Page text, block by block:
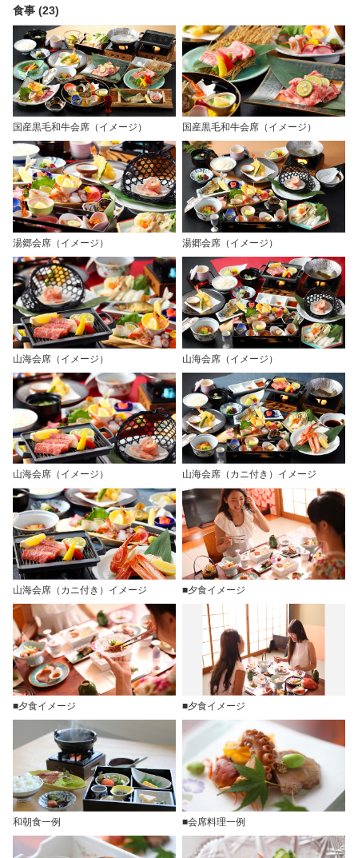
食事 (23)
国産黒毛和牛会席（イメージ） 国産黒毛和牛会席（イメージ）
湯郷会席（イメージ） 湯郷会席（イメージ）
山海会席（イメージ） 山海会席（イメージ）
山海会席（イメージ） 山海会席（カニ付き）イメージ
山海会席（カニ付き）イメージ ■夕食イメージ
■夕食イメージ ■夕食イメージ
和朝食一例 ■会席料理一例